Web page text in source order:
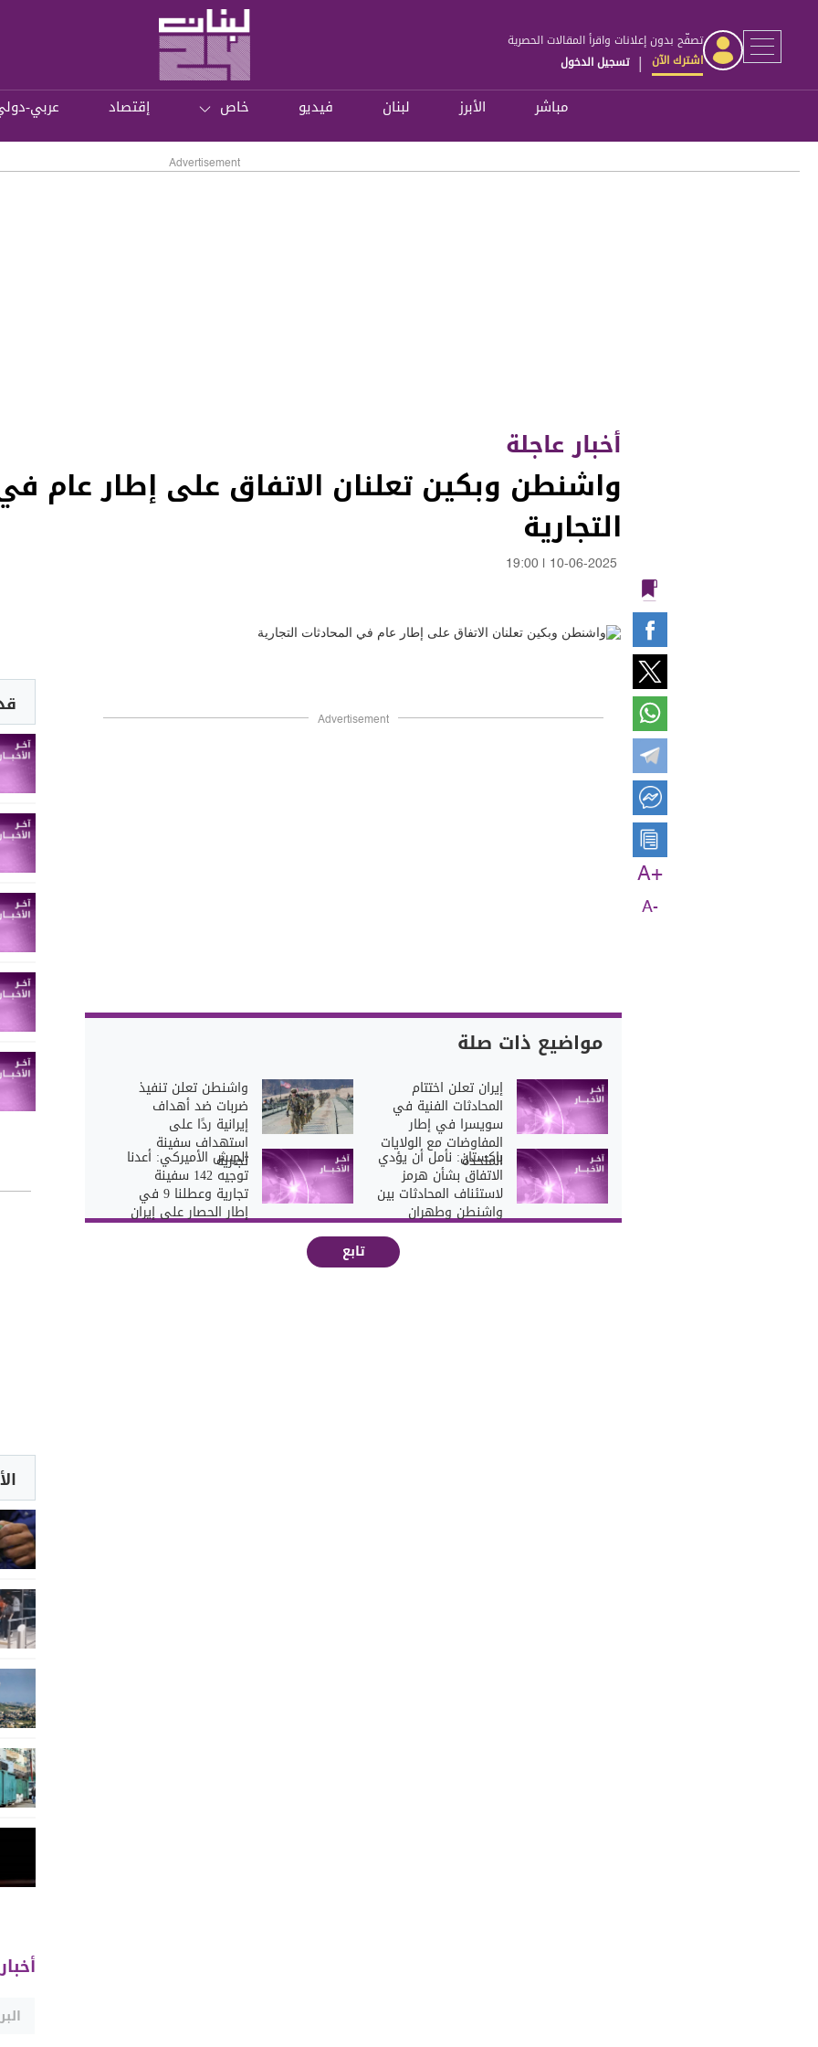
تصفّح بدون إعلانات واقرأ المقالات الحصرية
اشترك الآن | تسجيل الدخول
مباشر الأبرز لبنان فيديو خاص إقتصاد عربي-
Advertisement
أخبار عاجلة
واشنطن وبكين تعلنان الاتفاق على إطار عام
التجارية
10-06-2025
19:00
A+
A-
Advertisement
مواضيع ذات صلة
إيران تعلن اختتام
المحادثات الفنية في
سويسرا في إطار
المفاوضات مع الولايات
المتحدة
واشنطن تعلن تنفيذ
ضربات ضد أهداف
إيرانية ردًا على
استهداف سفينة
تجارية باكستان: نأمل أن يؤدي
الاتفاق بشأن هرمز
لاستئناف المحادثات بين
واشنطن وطهران
الجيش الأميركي: أعدنا
توجيه 142 سفينة
تجارية وعطلنا 9 في
إطار الحصار على إيران
تابع